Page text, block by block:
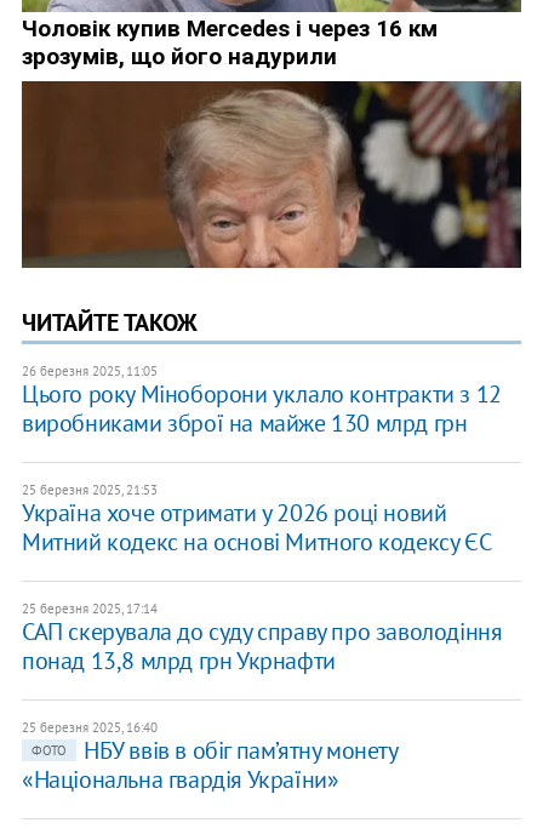
ЧИТАЙТЕ ТАКОЖ
26 березня 2025, 11:05
Цього року Міноборони уклало контракти з 12
виробниками зброї на майже 130 млрд грн
25 березня 2025, 21:53
Україна хоче отримати у 2026 році новий
Митний кодекс на основі Митного кодексу ЄС
25 березня 2025, 17:14
САП скерувала до суду справу про заволодіння
понад 13,8 млрд грн Укрнафти
25 березня 2025, 16:40
ФОТО
НБУ ввів в обіг пам’ятну монету
«Національна гвардія України»